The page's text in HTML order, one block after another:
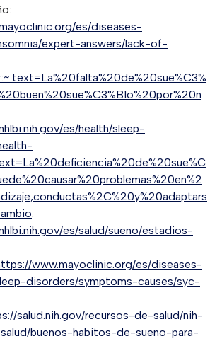
es/diseases-
expert-answers/lack-of-
es/health/sleep-
es/salud/sueno/estadios-
www.mayoclinic.org/es/diseases-
disorders/symptoms-causes/syc-
salud.nih.gov/recursos-de-salud/nih-
buenos-habitos-de-sueno-para-